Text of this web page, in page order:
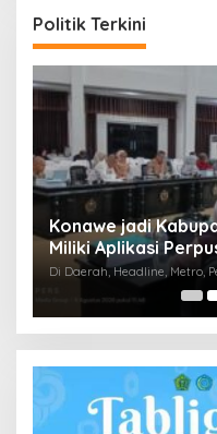
Politik Terkini
Konawe jadi
Miliki Aplikasi
Restui Anggaran
Di Daerah, Headline, Metro,